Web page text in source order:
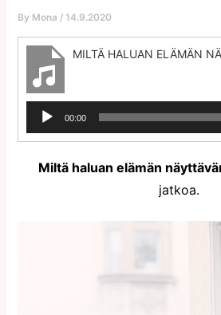
By Mona /14.9.2020
Audio
Player
00:00
Miltä haluan elämän
jatkoa.